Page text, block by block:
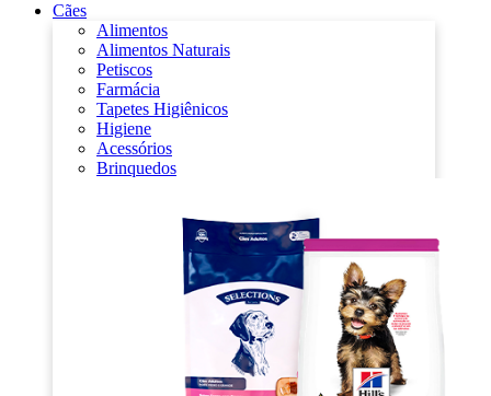
Cães
Alimentos
Alimentos Naturais
Petiscos
Farmácia
Tapetes Higiênicos
Higiene
Acessórios
Brinquedos